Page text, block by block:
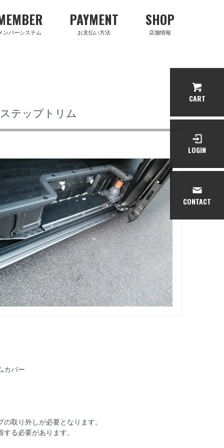
ンバーシステム
PAYMENT
お支払い方法
SHOP
店舗情報
ップトリム
バー
取り外しが必要となります。
る必要があります。
CART
LOGIN
CONTACT